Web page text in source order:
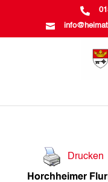


Drucken
Horchheimer